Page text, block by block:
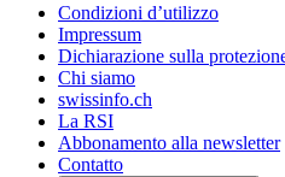
Condizioni d’utilizzo
Impressum
Dichiarazione sulla
Chi siamo
swissinfo.ch
La RSI
Abbonamento alla newsletter
Contatto